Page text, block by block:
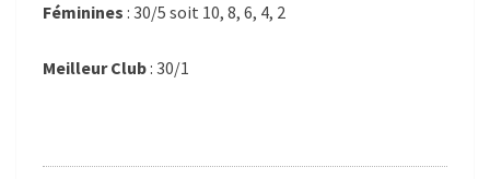
Féminines : 30/5 soit 10, 8, 6, 4, 2
Meilleur Club: 30/1